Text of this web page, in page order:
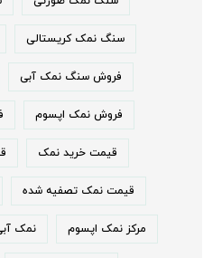
سنگ نمک کریستالی
فروش سنگ نمک آبی
فروش نمک اپسوم
قیمت خرید نمک
قیمت نمک تصفیه شده
مرکز نمک اپسوم نمک